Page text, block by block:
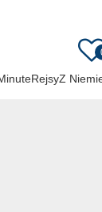
RejsyZ